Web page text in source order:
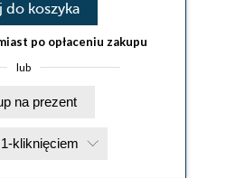
do koszyka
po opłaceniu zakupu
lub
Kup na prezent
kliknięciem